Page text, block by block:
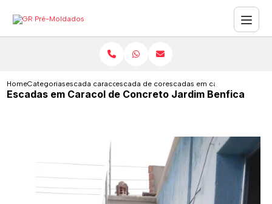
HomeCategoriasescada caracol de concretoescada de concreto em caracol
escadas em caracol de
Escadas em Caracol de Concreto Jardim Benfica